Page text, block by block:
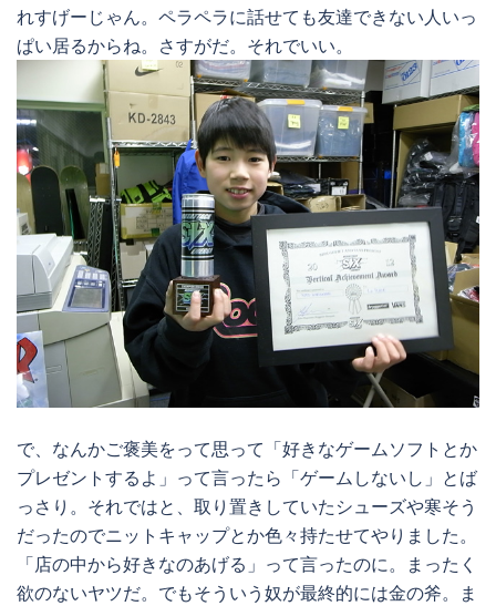
れすげーじゃん。ペラペラに話せても友達できない人いっ
ぱい居るからね。さすがだ。それでいい。
で、なんかご褒美をって思って「好きなゲームソフトとか
プレゼントするよ」って言ったら「ゲームしないし」とば
っさり。それではと、取り置きしていたシューズや寒そう
だったのでニットキャップとか色々持たせてやりました。
「店の中から好きなのあげる」って言ったのに。まったく
欲のないヤツだ。でもそういう奴が最終的には金の斧。ま